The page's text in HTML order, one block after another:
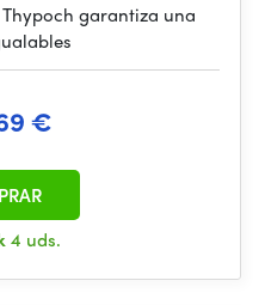
garantiza una
€
4 uds.